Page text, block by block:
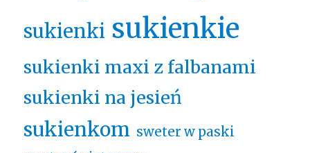
sukienki sukienkie
sukienki maxi z falbanami
sukienki na jesień
sukienkom sweter w paski